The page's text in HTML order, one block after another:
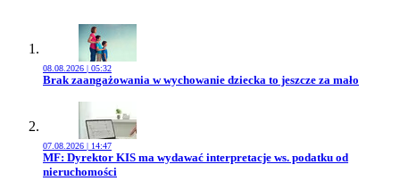
08.08.2026 | 05:32
Przejdź do artykułu:
Brak zaangażowania w wychowanie dziecka to jeszcze za mało
07.08.2026 | 14:47
Przejdź do artykułu:
MF: Dyrektor KIS ma wydawać interpretacje ws. podatku od
nieruchomości